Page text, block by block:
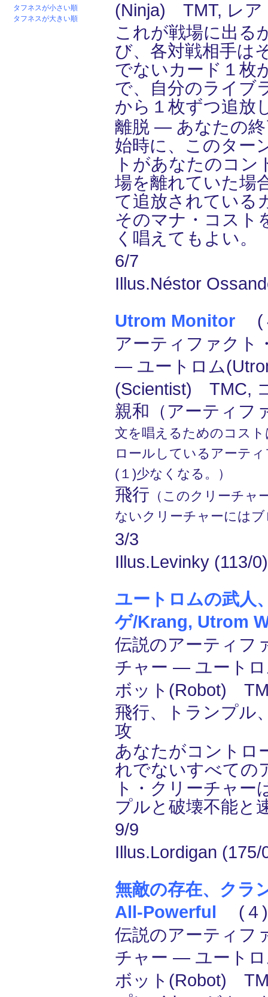
タフネスが小さい順
タフネスが大きい順
(Ninja) TMT, レア
これが戦場に出る
び、各対戦相手は
でないカード１枚
で、自分のライブ
から１枚ずつ追放
離脱 ― あなたの
始時に、このター
トがあなたのコン
場を離れていた場
て追放されている
そのマナ・コスト
く唱えてもよい。
6/7
Illus.Néstor
Utrom Monitor (
アーティファクト
― ユートロム
(Scientist) TMC,
親和（アーティフ
文を唱えるためのコス
ロールしているアーテ
(１)少なくなる。）
飛行 （このクリーチャ
ないクリーチャーには
3/3
Illus.Levinky (113/0)
ユートロムの武人
ゲ/Krang, Utrom
伝説のアーティフ
チャー ― ユート
ボット(Robot)
飛行、トランプル
攻
あなたがコントロ
れでないすべての
ト・クリーチャー
プルと破壊不能と
9/9
Illus.Lordigan (175/
無敵の存在、クラ
All-Powerful (４
伝説のアーティフ
チャー ― ユート
ボット(Robot)